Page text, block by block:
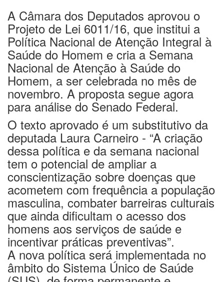
A Câmara dos Deputados aprovou o
Projeto de Lei 6011/16, que institui a
Política Nacional de Atenção Integral à
Saúde do Homem e cria a Semana
Nacional de Atenção à Saúde do
Homem, a ser celebrada no mês de
novembro. A proposta segue agora
para análise do Senado Federal.
O texto aprovado é um substitutivo da
deputada Laura Carneiro - “A criação
dessa política e da semana nacional
tem o potencial de ampliar a
conscientização sobre doenças que
acometem com frequência a população
masculina, combater barreiras culturais
que ainda dificultam o acesso dos
homens aos serviços de saúde e
incentivar práticas preventivas”.
A nova política será implementada no
âmbito do Sistema Único de Saúde
(SUS), de forma permanente e